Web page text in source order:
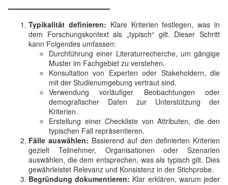
Typikalität definieren: Klare Kriterien festlegen, was in
dem Forschungskontext als „typisch“ gilt. Dieser Schritt
kann Folgendes umfassen:
Durchführung einer Literaturrecherche, um gängige
Muster im Fachgebiet zu verstehen.
Konsultation von Experten oder Stakeholdern, die
mit der Studienumgebung vertraut sind.
Verwendung vorläufiger Beobachtungen oder
demografischer Daten zur Unterstützung der
Kriterien.
Erstellung einer Checkliste von Attributen, die den
typischen Fall repräsentieren.
Fälle auswählen: Basierend auf den definierten Kriterien
gezielt Teilnehmer, Organisationen oder Szenarien
auswählen, die dem entsprechen, was als typisch gilt. Dies
gewährleistet Relevanz und Konsistenz in der Stichprobe.
Begründung dokumentieren: Klar erklären, warum jeder